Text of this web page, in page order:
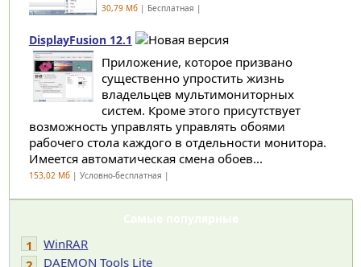
30,79 Мб| Бесплатная |
DisplayFusion 12.1
Приложение, которое призвано
существенно упростить жизнь
владельцев мультимониторных
систем. Кроме этого присутствует
возможность управлять управлять обоями
рабочего стола каждого в отдельности монитора.
Имеется автоматическая смена обоев...
153,02 Мб| Условно-бесплатная |
Самые популярные
1
WinRAR
DAEMON Tools Lite